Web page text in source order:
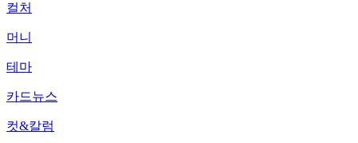
컬처
머니
테마
카드뉴스
컷&칼럼